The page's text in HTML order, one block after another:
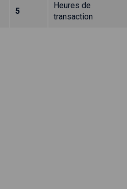
5
Heures de
transaction